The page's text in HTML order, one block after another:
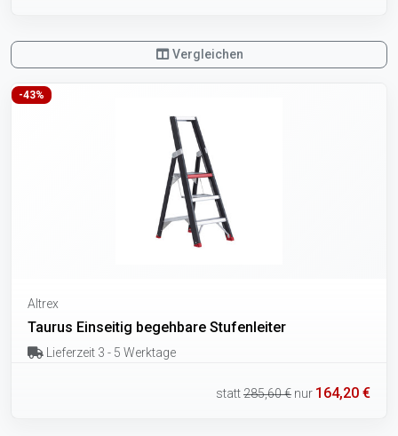
Vergleichen
-43%
Altrex
Taurus Einseitig begehbare Stufenleiter
Lieferzeit 3 - 5 Werktage
statt285,60 € nur 164,20 €